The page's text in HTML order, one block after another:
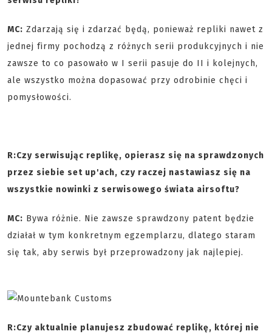
MC: Zdarzają się i zdarzać będą, ponieważ repliki nawet z
jednej firmy pochodzą z różnych serii produkcyjnych i nie
zawsze to co pasowało w I serii pasuje do II i kolejnych,
ale wszystko można dopasować przy odrobinie chęci i
pomysłowości.
R:Czy serwisując replikę, opierasz się na sprawdzonych
przez siebie set up'ach, czy raczej nastawiasz się na
wszystkie nowinki z serwisowego świata airsoftu?
MC: Bywa różnie. Nie zawsze sprawdzony patent będzie
działał w tym konkretnym egzemplarzu, dlatego staram
się tak, aby serwis był przeprowadzony jak najlepiej.
R:Czy aktualnie planujesz zbudować replikę, której nie